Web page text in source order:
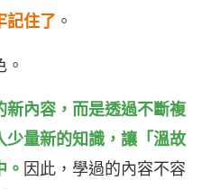
記住了 。
新內容，而是透過不斷複
少量新的知識，讓「溫故
因此，學過的內容不容